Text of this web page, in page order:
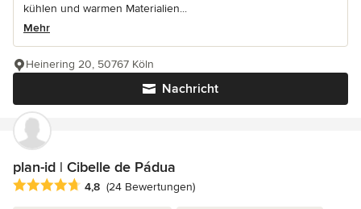
kühlen und warmen Materialien...
Mehr
Nachricht
Heinering 20, 50767 Köln
plan-id | Cibelle de Pádua
Durchschnittliche Bewertung: 4.8 von 5 Sternen
4,8 (24 Bewertungen)